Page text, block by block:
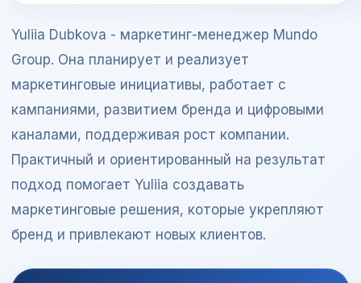
Yuliia Dubkova - маркетинг-менеджер Mundo
Group. Она планирует и реализует
маркетинговые инициативы, работает с
кампаниями, развитием бренда и цифровыми
каналами, поддерживая рост компании.
Практичный и ориентированный на результат
подход помогает Yuliia создавать
маркетинговые решения, которые укрепляют
бренд и привлекают новых клиентов.